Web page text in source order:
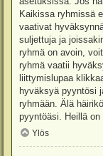
Kaikissa ryhmissä
vaativat
suljettuja ja
ryhmä on avoin,
ryhmä vaatii
liittymislupaa
hyväksyä pyyntösi
ryhmään. Älä
pyyntöäsi. Heillä on
Ylös